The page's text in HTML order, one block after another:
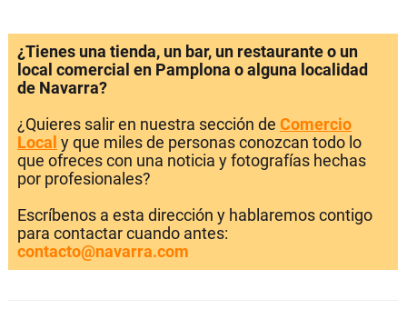
¿Tienes una tienda, un bar, un restaurante o un
local comercial en Pamplona o alguna localidad
de Navarra?
¿Quieres salir en nuestra sección de Comercio
Local y que miles de personas conozcan todo lo
que ofreces con una noticia y fotografías hechas
por profesionales?
Escríbenos a esta dirección y hablaremos contigo
para contactar cuando antes:
contacto@navarra.com